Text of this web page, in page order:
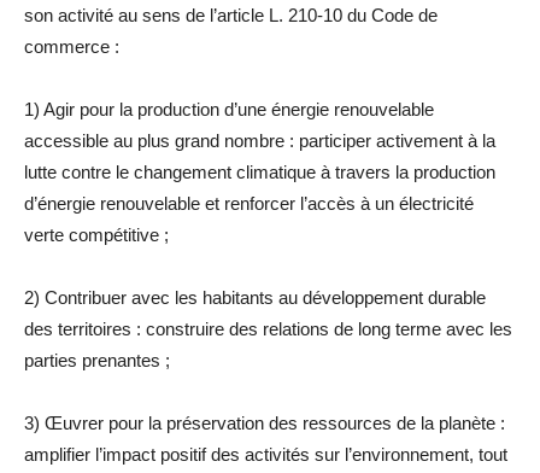
son activité au sens de l’article L. 210-10 du Code de
commerce :
1) Agir pour la production d’une énergie renouvelable
accessible au plus grand nombre : participer activement à la
lutte contre le changement climatique à travers la production
d’énergie renouvelable et renforcer l’accès à un électricité
verte compétitive ;
2) Contribuer avec les habitants au développement durable
des territoires : construire des relations de long terme avec les
parties prenantes ;
3) Œuvrer pour la préservation des ressources de la planète :
amplifier l’impact positif des activités sur l’environnement, tout